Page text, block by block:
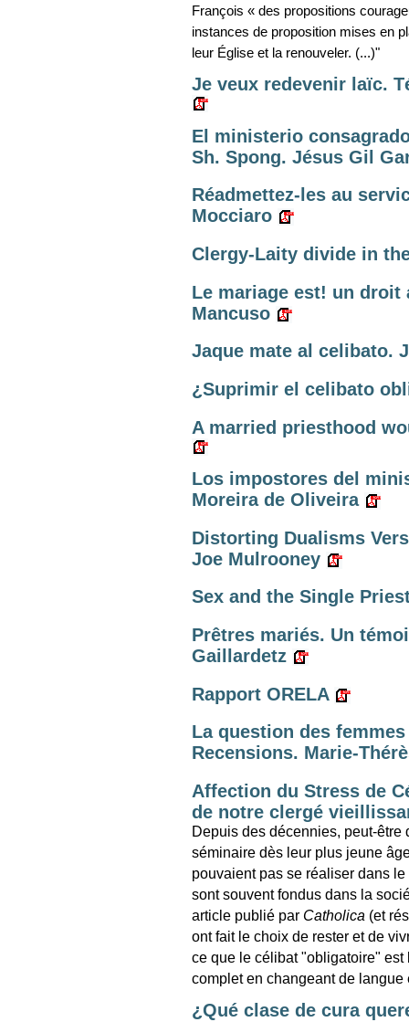
François « des propositions
instances de proposition mises en
leur Église et la renouveler. (...)"
Je veux redevenir laïc.
El ministerio
Sh. Spong. Jésus Gil
Réadmettez-les au
Mocciaro
Clergy-Laity divide in
Le mariage est! un
Mancuso
Jaque mate al celibato.
¿Suprimir el celibato
A married priesthood
Los impostores del
Moreira de Oliveira
Distorting Dualisms
Joe Mulrooney
Sex and the Single
Prêtres mariés. Un
Gaillardetz
Rapport ORELA
La question des
Recensions. Marie-
Affection du Stress de
de notre clergé
Depuis des décennies, peut-
séminaire dès leur plus jeune
pouvaient pas se réaliser dans
sont souvent fondus dans la
article publié par Catholica (et
ont fait le choix de rester et de
ce que le célibat "obligatoire"
complet en changeant de langue
¿Qué clase de cura